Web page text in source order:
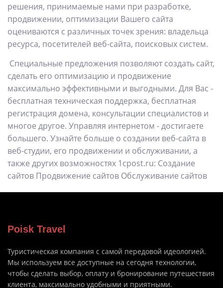
решения, принимаемые нами при разработке,
продвижении, оптимизации Вашего сайта
оцениваются с различных точек зрения: владельца
ресурса, посетителей веб-сайта, поисковых систем.
Специальные предложения позволяют создать сайт,
сделать его оптимизацию и продвижение
максимально эффективными и выгодными. Для Вас -
бесплатная техническая поддержка, бесплатная
регистрация домена, консультации специалистов и
многое другое. Управляя интернетом - достигаете
большего. Узнайте больше о создании веб-сайта в
веб-студии, его продвижении и обслуживании, а
также других возможностях 1cpost.ru: Создание
сайтов Продвижение сайтов Обслуживание сайтов
Poisk Travel
Туристическая компания с самой передовой идеологией.
Мы используем все доступные на сегодня технологии,
чтобы сделать выбор, оплату и бронирование путешествия
клиента, максимально удобными и приятными.